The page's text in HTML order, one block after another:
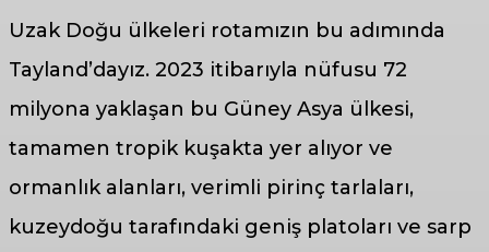
Uzak Doğu ülkeleri rotamızın bu adımında
Tayland’dayız. 2023 itibarıyla nüfusu 72
milyona yaklaşan bu Güney Asya ülkesi,
tamamen tropik kuşakta yer alıyor ve
ormanlık alanları, verimli pirinç tarlaları,
kuzeydoğu tarafındaki geniş platoları ve sarp